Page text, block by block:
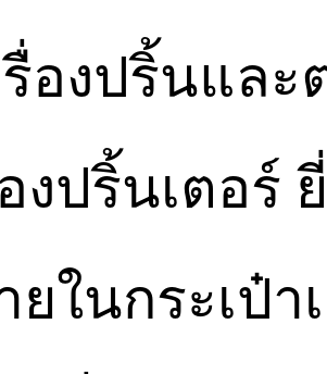
รื่องปริ้นแล
งปริ้นเตอร์
ยในกระเป๋